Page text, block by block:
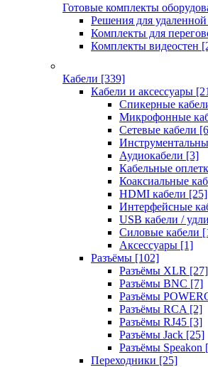
Готовые комплекты
Решения для
Комплекты для
Комплекты видеостен
Кабели [339]
Кабели и аксессуары
Спикерные
Микрофонные
Сетевые кабели
Аудиокабели [3]
Кабельные
Коаксиальные
HDMI кабели [25]
Интерфейсные
USB кабели /
Силовые кабели
Аксессуары [1]
Разъёмы [102]
Разъёмы XLR [27]
Разъёмы BNC [7]
Разъёмы
Разъёмы RCA [2]
Разъёмы RJ45 [3]
Разъёмы Jack [25]
Разъёмы Speakon
Переходники [25]